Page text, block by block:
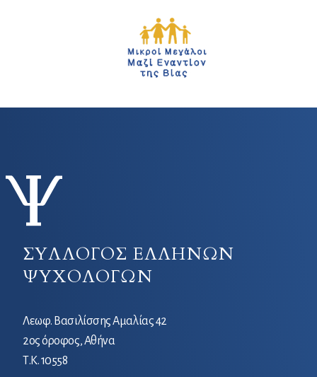
ΣΥΛΛΟΓΟΣ ΕΛΛΗΝΩΝ
ΨΥΧΟΛΟΓΩΝ
Λεωφ. Βασιλίσσης Αμαλίας 42
2ος όροφος, Αθήνα
Τ.Κ. 10558